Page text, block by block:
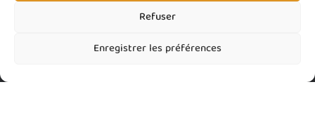
Refuser
Enregistrer les préférences